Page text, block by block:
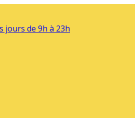
jours de 9h à 23h